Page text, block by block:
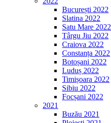
București 2022
Slatina 2022
Satu Mare 2022
Târgu Jiu 2022
Craiova 2022
Constanța 2022
Botoșani 2022
Luduș 2022
Timișoara 2022
Sibiu 2022
Focșani 2022
2021
Buzău 2021